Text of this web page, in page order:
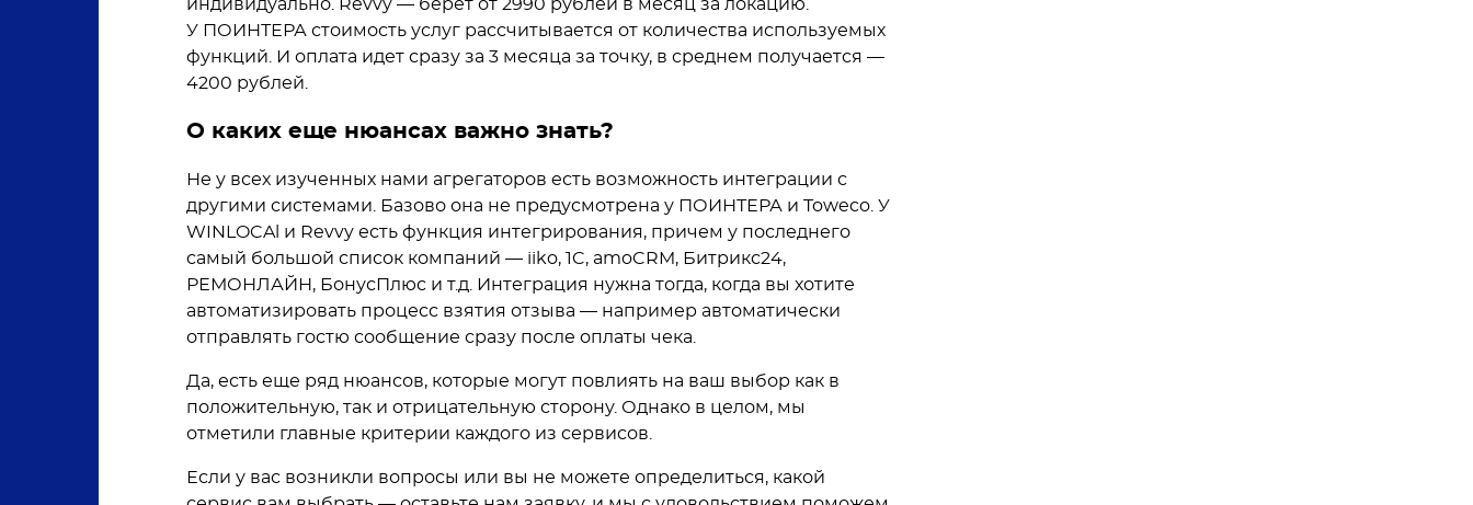
индивидуально. Revvy — берет от 2990 рублей в месяц за локацию.
У ПОИНТЕРА стоимость услуг рассчитывается от количества используемых
функций. И оплата идет сразу за 3 месяца за точку, в среднем получается —
4200 рублей.
О каких еще нюансах важно знать?
Не у всех изученных нами агрегаторов есть возможность интеграции с
другими системами. Базово она не предусмотрена у ПОИНТЕРА и Toweco. У
WINLOCAl и Revvy есть функция интегрирования, причем у последнего
самый большой список компаний — iiko, 1C, amoCRM, Битрикс24,
РЕМОНЛАЙН, БонусПлюс и т.д. Интеграция нужна тогда, когда вы хотите
автоматизировать процесс взятия отзыва — например автоматически
отправлять гостю сообщение сразу после оплаты чека.
Да, есть еще ряд нюансов, которые могут повлиять на ваш выбор как в
положительную, так и отрицательную сторону. Однако в целом, мы
отметили главные критерии каждого из сервисов.
Если у вас возникли вопросы или вы не можете определиться, какой